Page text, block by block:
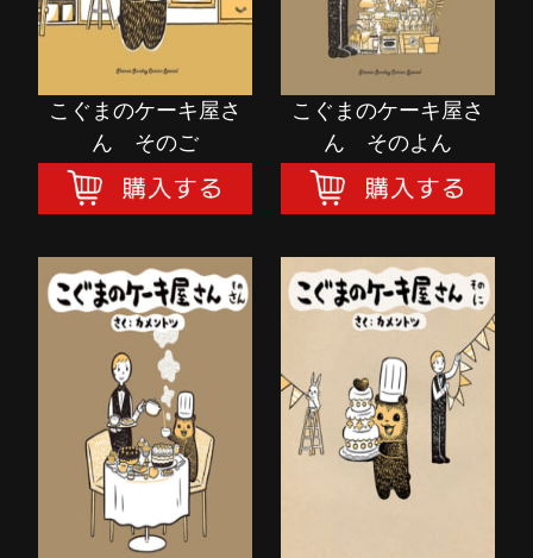
こぐまのケーキ屋さ
ん そのご
こぐまのケーキ屋さ
ん そのよん
こぐまのケーキ屋さ
ん そのさん
購入する
こぐまのケーキ屋さ
ん そのに
購入する